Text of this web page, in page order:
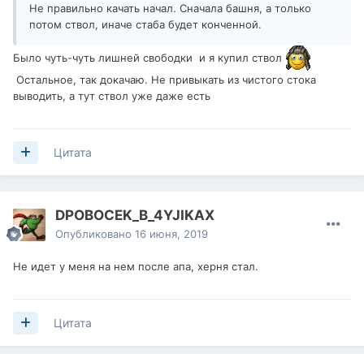
Не правильно качать начал. Сначала башня, а только
потом ствол, иначе стаба будет конченной.
Было чуть-чуть лишней свободки и я купил ствол
Остальное, так докачаю. Не привыкать из чистого стока
выводить, а тут ствол уже даже есть
Цитата
DPOBOCEK_B_4YJIKAX
Опубликовано 16 июня, 2019
Не идет у меня на нем после апа, херня стал.
Цитата